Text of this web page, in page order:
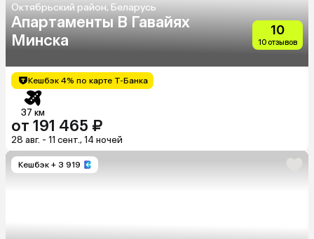
Октябрьский район, Беларусь
Апартаменты В Гавайях
Минска
10
10 отзывов
Кешбэк 4% по карте Т-Банка
37 км
от 191 465 ₽
28 авг. - 11 сент., 14 ночей
Кешбэк + 3 919